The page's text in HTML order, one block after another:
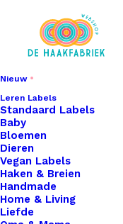
Nieuw
Leren Labels
Standaard Labels
Baby
Bloemen
Dieren
Vegan Labels
Haken & Breien
Handmade
Home & Living
Liefde